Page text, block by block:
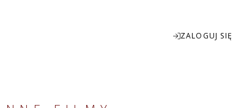
ZALOGUJ SIĘ